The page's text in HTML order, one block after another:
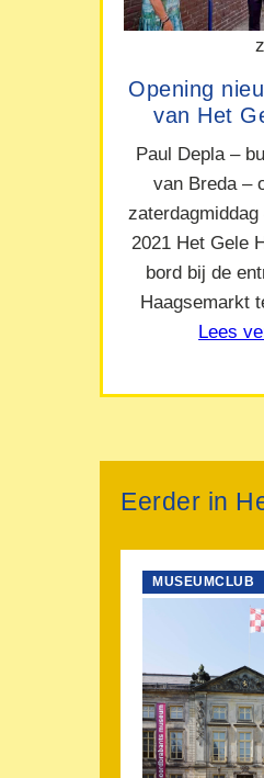
Opening
van Het
Paul Depla –
van Breda –
2021 Het Gele
bord bij de
Haagsemarkt
Lees
Eerder in
MUSEUMCLUB